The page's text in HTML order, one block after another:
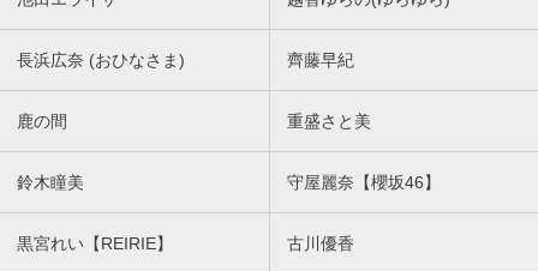
長浜広奈 (おひなさま) 齊藤早紀
鹿の間 重盛さと美
鈴木瞳美 守屋麗奈【櫻坂46】
黒宮れい【REIRIE】 古川優香